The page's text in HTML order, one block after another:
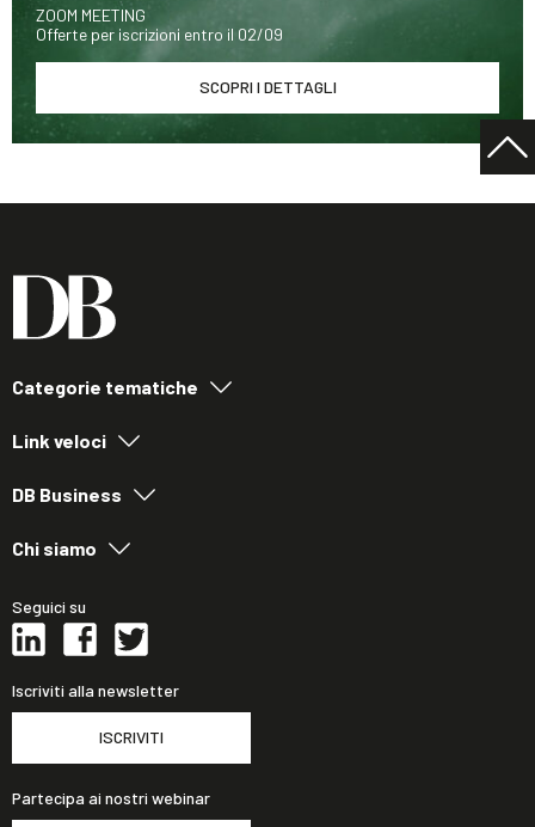
ZOOM MEETING
Offerte per iscrizioni entro il 02/09
SCOPRI I DETTAGLI
Categorie tematiche
Link veloci
DB Business
Chi siamo
Seguici su
Iscriviti alla newsletter
ISCRIVITI
Partecipa ai nostri webinar